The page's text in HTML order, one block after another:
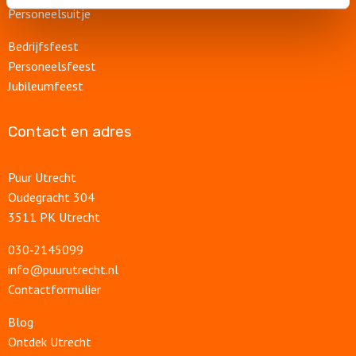
Personeelsuitje
Bedrijfsfeest
Personeelsfeest
Jubileumfeest
Contact en adres
Puur Utrecht
Oudegracht 304
3511 PK Utrecht
030‑2145099
info@puurutrecht.nl
Contactformulier
Blog
Ontdek Utrecht